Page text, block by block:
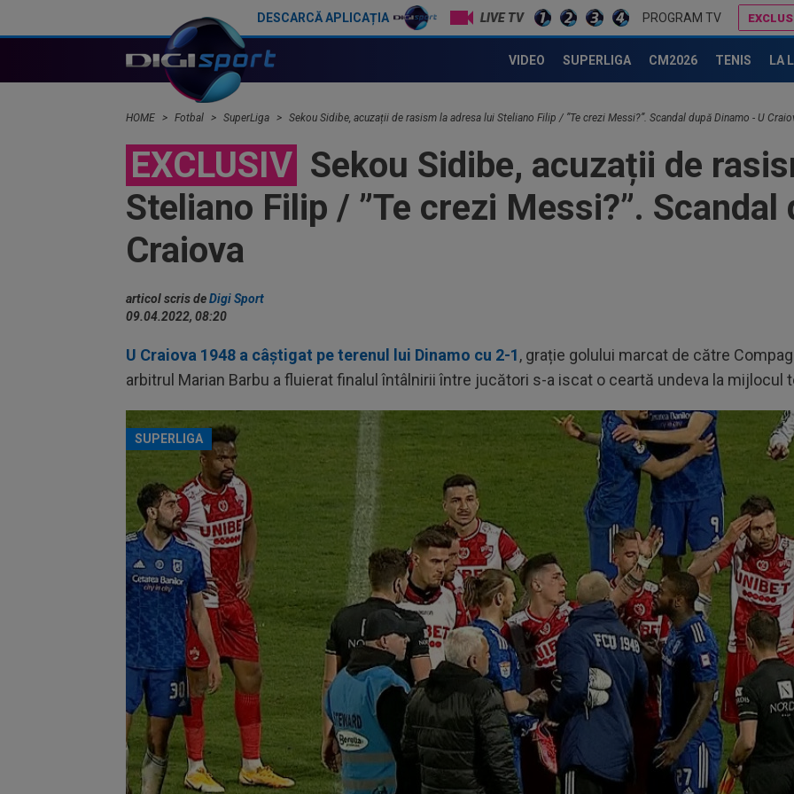
DESCARCĂ APLICAȚIA LIVE TV PROGRAM TV
VIDEO SUPERLIGA CM2026 TENIS LA
HOME Fotbal SuperLiga Sekou Sidibe, acuzații de rasism la adresa lui Steliano Filip / ”Te crezi Messi?”. Scandal după Dinamo - U
EXCLUSIV Sekou Sidibe, acuzații de
Steliano Filip / ”Te crezi Messi?”. Scandal
Craiova
articol scris deDigi Sport
09.04.2022, 08:20
U Craiova 1948 a câștigat pe terenul lui Dinamo cu 2-1, grație golului marcat de către
arbitrul Marian Barbu a fluierat finalul întâlnirii între jucători s-a iscat o ceartă undeva la mijlocul
SUPERLIGA
0-